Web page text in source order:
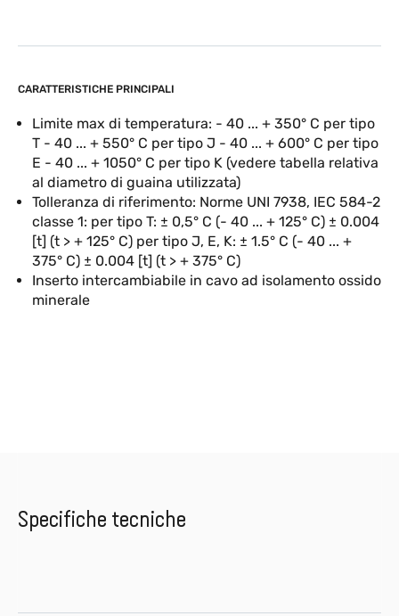
CARATTERISTICHE PRINCIPALI
Limite max di temperatura: - 40 ... + 350° C per tipo
T - 40 ... + 550° C per tipo J - 40 ... + 600° C per tipo
E - 40 ... + 1050° C per tipo K (vedere tabella relativa
al diametro di guaina utilizzata)
Tolleranza di riferimento: Norme UNI 7938, IEC 584-2
classe 1: per tipo T: ± 0,5° C (- 40 ... + 125° C) ± 0.004
[t] (t > + 125° C) per tipo J, E, K: ± 1.5° C (- 40 ... +
375° C) ± 0.004 [t] (t > + 375° C)
Inserto intercambiabile in cavo ad isolamento ossido
minerale
Specifiche tecniche